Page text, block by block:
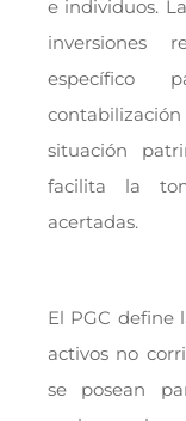
e individuos.
inversiones
específico
situación
facilita la
acertadas.
El PGC define
activos no
se posean